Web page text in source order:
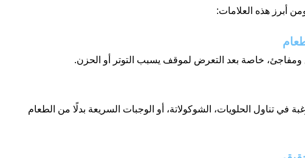
أبرز هذه العلامات:
خاصة بعد التعرض لموقف يسبب التوتر أو الحزن.
في تناول الحلويات، الشوكولاتة، أو الوجبات السريعة بدلًا من الطعام